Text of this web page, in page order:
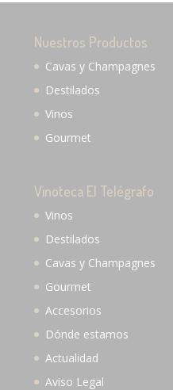
Nuestros Productos
Cavas y Champagnes
Destilados
Vinos
Gourmet
Vinoteca El Telégrafo
Vinos
Destilados
Cavas y Champagnes
Gourmet
Accesorios
Dónde estamos
Actualidad
Aviso Legal